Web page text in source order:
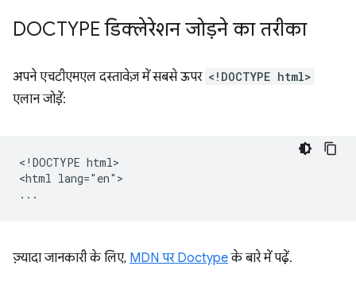
DOCTYPE डिक्लेरेशन जोड़ने का तरीका
अपने एचटीएमएल दस्तावेज़ में सबसे ऊपर <!DOCTYPE html>
एलान जोड़ें:
<!DOCTYPE html>
<html lang="en">
ज़्यादा जानकारी के लिए, MDN पर Doctypeके बारे में पढ़ें.